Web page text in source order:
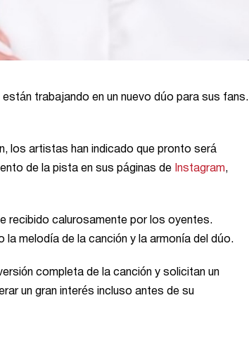
están trabajando en un nuevo dúo para sus fans.
los artistas han indicado que pronto será
de la pista en sus páginas de
Instagram,
recibido calurosamente por los oyentes.
melodía de la canción y la armonía del dúo.
completa de la canción y solicitan un
un gran interés incluso antes de su